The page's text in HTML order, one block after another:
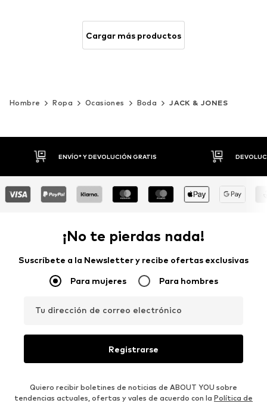
Cargar más productos
Hombre Ropa Ocasiones Boda JACK & JONES
DEVOLUCIONES HASTA 30 DÍAS
¡No te pierdas nada!
Suscríbete a la Newsletter y recibe ofertas exclusivas
Para mujeres Para hombres
Tu dirección de correo electrónico
Registrarse
Quiero recibir boletines de noticias de ABOUT YOU sobre
tendencias actuales, ofertas y vales de acuerdo con la Política de